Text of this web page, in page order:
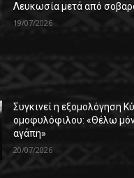
Λευκωσία μετά από
19/07/2026
Συγκινεί η εξομολόγηση
ομοφυλόφιλου: «Θέλω
αγάπη»
20/07/2026